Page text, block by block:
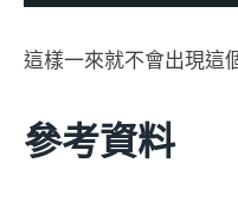
這樣一來就不會出現這
參考資料